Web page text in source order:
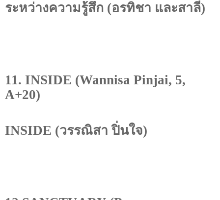
ระหว่างความรู้สึก (อรทิชา และสาลี)
11. INSIDE (Wannisa Pinjai, 5,
A+20)
INSIDE (วรรณิสา ปิ่นใจ)